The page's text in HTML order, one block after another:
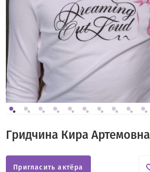
Гридчина Кира Артемовна
Пригласить актёра